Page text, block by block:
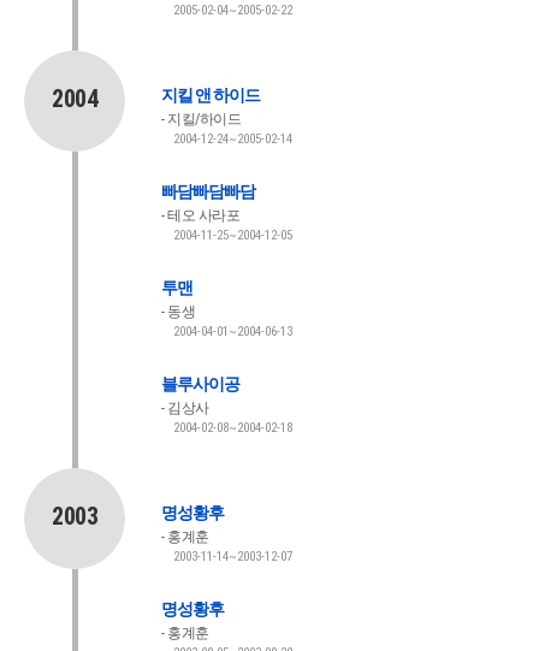
2005-02-04~2005-02-22
2004 지킬 앤 하이드
지킬/하이드
2004-12-24~2005-02-14
빠담빠담빠담
테오 사라포
2004-11-25~2004-12-05
투맨
동생
2004-04-01~2004-06-13
블루사이공
김상사
2004-02-08~2004-02-18
2003 명성황후
홍계훈
2003-11-14~2003-12-07
명성황후
홍계훈